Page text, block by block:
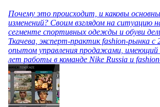
Почему это происходит, и каковы
изменений? Своим взглядом на ситуацию
сегменте спортивных одежды и обуви
Ткачева, эксперт-практик fashion-рынка с
опытом управления продажами, имеющий
лет работы в команде Nike Russia и